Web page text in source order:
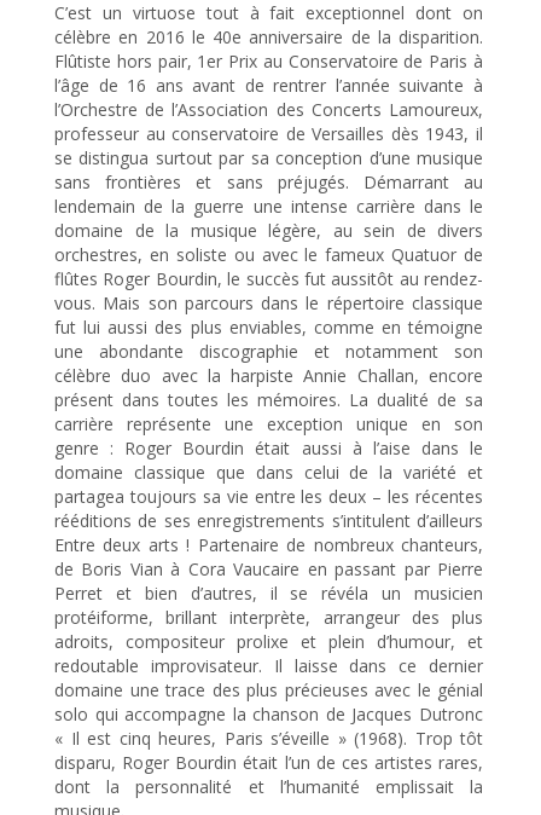
C’est un virtuose tout à fait exceptionnel dont on
célèbre en 2016 le 40e anniversaire de la disparition.
Flûtiste hors pair, 1er Prix au Conservatoire de Paris à
l’âge de 16 ans avant de rentrer l’année suivante à
l’Orchestre de l’Association des Concerts Lamoureux,
professeur au conservatoire de Versailles dès 1943, il
se distingua surtout par sa conception d’une musique
sans frontières et sans préjugés. Démarrant au
lendemain de la guerre une intense carrière dans le
domaine de la musique légère, au sein de divers
orchestres, en soliste ou avec le fameux Quatuor de
flûtes Roger Bourdin, le succès fut aussitôt au rendez-
vous. Mais son parcours dans le répertoire classique
fut lui aussi des plus enviables, comme en témoigne
une abondante discographie et notamment son
célèbre duo avec la harpiste Annie Challan, encore
présent dans toutes les mémoires. La dualité de sa
carrière représente une exception unique en son
genre : Roger Bourdin était aussi à l’aise dans le
domaine classique que dans celui de la variété et
partagea toujours sa vie entre les deux – les récentes
rééditions de ses enregistrements s’intitulent d’ailleurs
Entre deux arts ! Partenaire de nombreux chanteurs,
de Boris Vian à Cora Vaucaire en passant par Pierre
Perret et bien d’autres, il se révéla un musicien
protéiforme, brillant interprète, arrangeur des plus
adroits, compositeur prolixe et plein d’humour, et
redoutable improvisateur. Il laisse dans ce dernier
domaine une trace des plus précieuses avec le génial
solo qui accompagne la chanson de Jacques Dutronc
« Il est cinq heures, Paris s’éveille » (1968). Trop tôt
disparu, Roger Bourdin était l’un de ces artistes rares,
dont la personnalité et l’humanité emplissait la